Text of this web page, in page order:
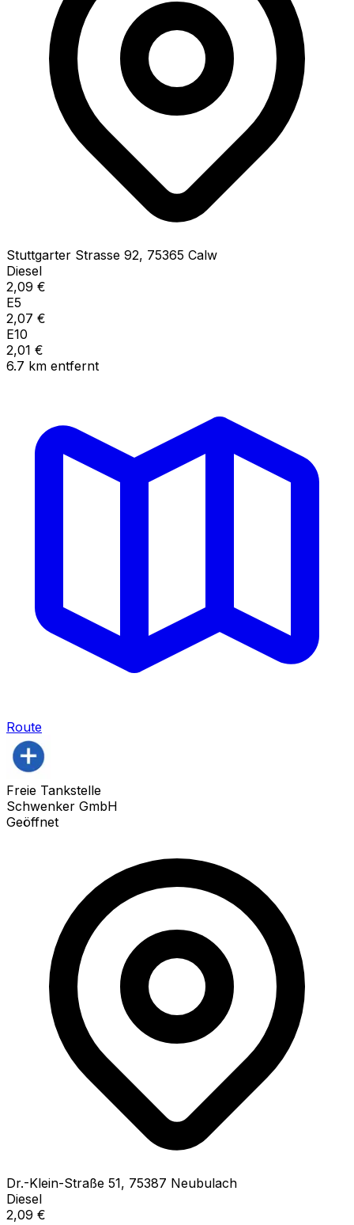
Stuttgarter Strasse 92, 75365 Calw
Diesel
2,09 €
E5
2,07 €
E10
2,01 €
6.7 km entfernt
Route
Freie Tankstelle
Schwenker GmbH
Geöffnet
Dr.-Klein-Straße 51, 75387 Neubulach
Diesel
2,09 €